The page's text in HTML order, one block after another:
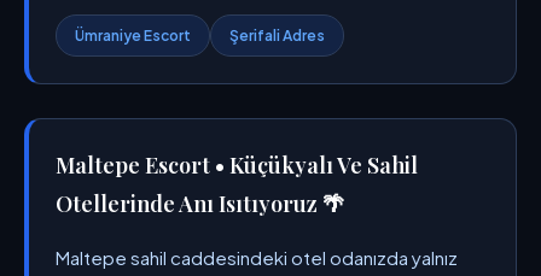
Ümraniye Escort Şerifali Adres
Maltepe Escort • Küçükyalı Ve Sahil
Otellerinde Anı Isıtıyoruz 🌴
Maltepe sahil caddesindeki otel odanızda yalnız